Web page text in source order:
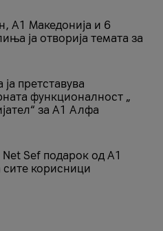
A1 Македонија и 6
ја отворија темата за
претставува
функционалност „
за А1 Алфа
Sеf подарок од А1
сите корисници